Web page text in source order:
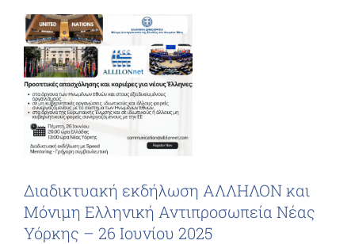
Διαδικτυακή εκδήλωση ΑΛΛΗΛΟΝ και
Μόνιμη Ελληνική Αντιπροσωπεία Νέας
Υόρκης – 26 Ιουνίου 2025